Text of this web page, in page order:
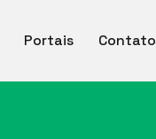
Portais Contato